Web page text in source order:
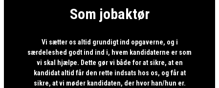
Som jobaktør
Vi sætter os altid grundigt ind opgaverne, og i
særdeleshed godt ind ind i, hvem kandidaterne er som
vi skal hjælpe. Dette gør vi både for at sikre, at en
kandidat altid får den rette indsats hos os, og får at
sikre, at vi møder kandidaten, der hvor han/hun er.